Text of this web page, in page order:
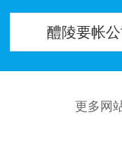
醴陵要帐
更多网